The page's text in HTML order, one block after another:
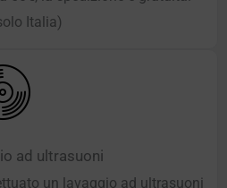
Italia)
ad ultrasuoni
un lavaggio ad ultrasuoni